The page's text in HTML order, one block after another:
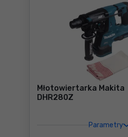
Młotowiertarka Makita
DHR280Z
Parametry